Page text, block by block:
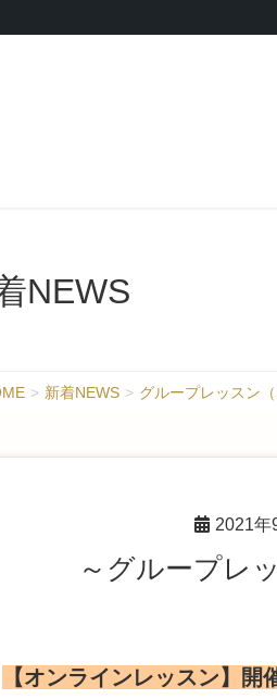
NEWS
新着NEWS グループレッスン
2021年
～グループ
【オンラインレッスン】開